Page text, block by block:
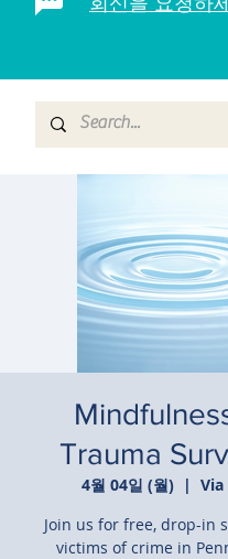
Trauma
4월 04일 (월)
  |
Via
Join us for free, drop-in
victims of crime in